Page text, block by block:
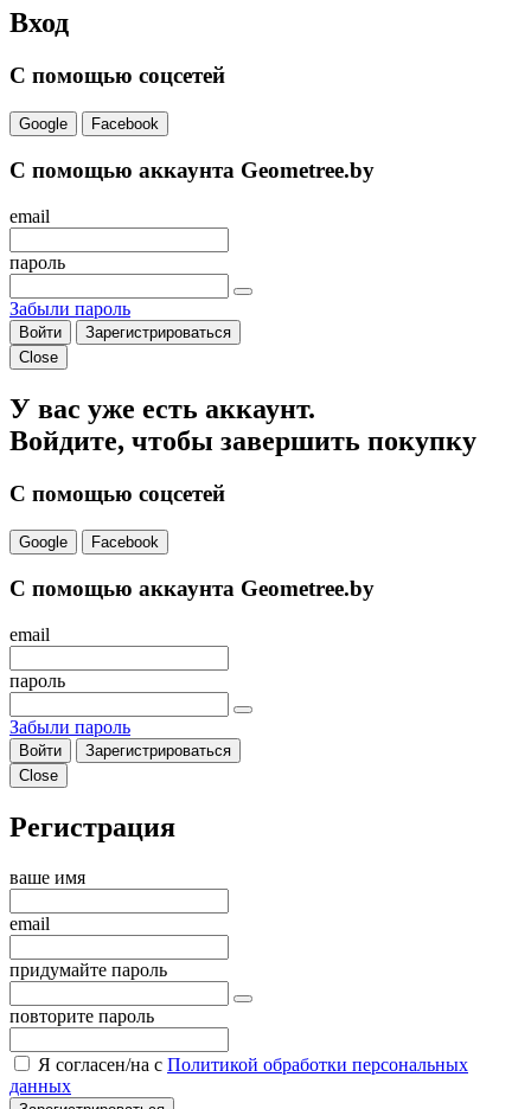
Вход
С помощью соцсетей
Google Facebook
С помощью аккаунта Geometree.by
email
пароль
Забыли пароль
Войти
Зарегистрироваться
Close
У вас уже есть аккаунт.
Войдите, чтобы завершить покупку
С помощью соцсетей
Google Facebook
С помощью аккаунта Geometree.by
email
пароль
Забыли пароль
Войти
Зарегистрироваться
Close
Регистрация
ваше имя
email
придумайте пароль
повторите пароль
Я согласен/на с Политикой обработки персональных
данных